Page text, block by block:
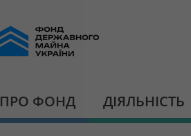
ПРО ФОНД ДІЯЛЬНІСТЬ